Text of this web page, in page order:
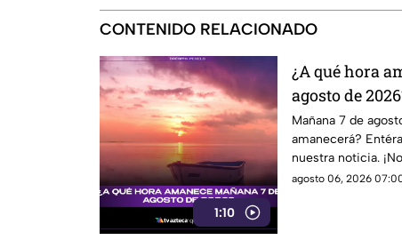
CONTENIDO RELACIONADO
1:10
¿A qué hora
agosto de
Mañana 7 de
amanecerá?
nuestra noticia.
agosto 06, 2026